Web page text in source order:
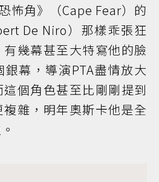
怖角》（Cape Fear）的
De Niro）那樣乖張狂
幾幕甚至大特寫他的臉
幕，導演PTA盡情放大
個角色甚至比剛剛提到
雜，明年奧斯卡他是全